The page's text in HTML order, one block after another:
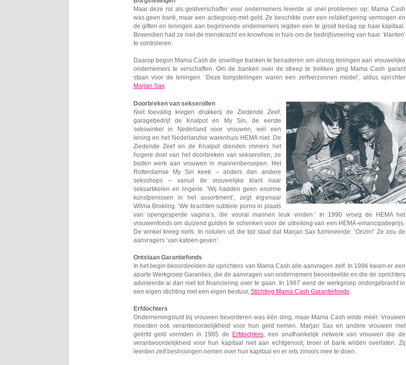
Maar deze rol als geldverschaffer voor ondernemers leverde al snel problemen op: Mama Cash
was geen bank, maar een actiegroep met geld. Ze beschikte over een relatief gering vermogen en
de giften en leningen aan beginnende ondernemers legden een te groot beslag op haar kapitaal.
Bovendien had ze niet de menskracht en knowhow in huis om de bedrijfsvoering van haar ‘klanten’
te controleren.
Daarop begon Mama Cash de onwillige banken te benaderen om alsnog leningen aan vrouwelijke
ondernemers te verschaffen. Om de banken over de streep te trekken ging Mama Cash garant
staan voor de leningen. ‘Deze borgstellingen waren een zelfverzonnen model’, aldus oprichter
Marjan Sax.
Doorbreken van sekserollen
Niet toevallig kregen drukkerij de Ziedende Zeef,
garagebedrijf de Knalpot en My Sin, de eerste
sekswinkel in Nederland voor vrouwen, wél een
lening en het Nederlandse warenhuis HEMA niet. De
Ziedende Zeef en de Knalpot dienden immers het
hogere doel van het doorbreken van sekserollen, ze
boden werk aan vrouwen in mannenberoepen. Het
Rotterdamse My Sin keek – anders dan andere
seksshops – vanuit de vrouwelijke klant naar
seksartikelen en lingerie. ‘Wij hadden geen enorme
kunstpenissen in het assortiment’, zegt eigenaar
Wilma Brokling. ‘We brachten subtiele porno in plaats
van opengesperde vagina’s, die vooral mannen leuk vinden.’ In 1990 vroeg de HEMA het
vrouwenfonds om duizend gulden te schenken voor de uitreiking van een HEMA-emancipatieprijs.
De winkel kreeg niets. In notulen uit die tijd staat dat Marjan Sax fulmineerde: ‘Onzin!’ Ze zou de
aanvragers ‘van katoen geven’.
Ontstaan Garantiefonds
In het begin beoordeelden de oprichters van Mama Cash alle aanvragen zelf. In 1986 kwam er een
aparte Werkgroep Garanties, die de aanvragen van ondernemers beoordeelde en die de oprichters
adviseerde al dan niet tot financiering over te gaan. In 1987 werd de werkgroep ondergebracht in
een eigen stichting met een eigen bestuur, Stichting Mama Cash Garantiefonds.
Erfdochters
Ondernemingslust bij vrouwen bevorderen was één ding, maar Mama Cash wilde méér. Vrouwen
moesten ook verantwoordelijkheid voor hun geld nemen. Marjan Sax en andere vrouwen met
geërfd geld vormden in 1985 de
Erfdochters, een onafhankelijk netwerk van vrouwen die de
verantwoordelijkheid voor hun kapitaal niet aan echtgenoot, broer of bank wilden overlaten. Zij
leerden zelf beslissingen nemen over hun kapitaal en er iets zinvols mee te doen.